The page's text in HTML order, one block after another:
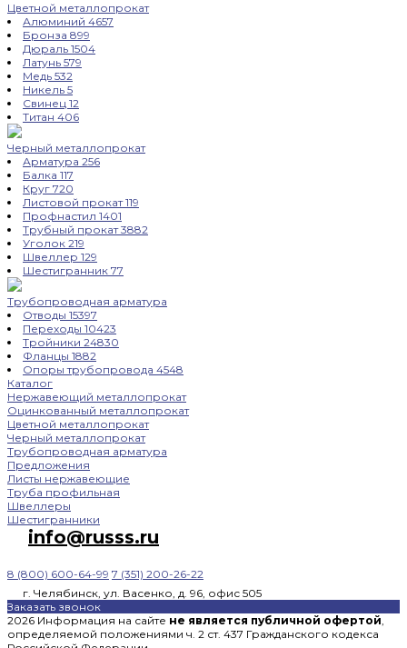
Цветной металлопрокат
Алюминий 4657
Бронза 899
Дюраль 1504
Латунь 579
Медь 532
Никель 5
Свинец 12
Титан 406
Черный металлопрокат
Арматура 256
Балка 117
Круг 720
Листовой прокат119
Профнастил 1401
Трубный прокат3882
Уголок 219
Швеллер 129
Шестигранник 77
Трубопроводная арматура
Отводы 15397
Переходы 10423
Тройники 24830
Фланцы 1882
Опоры трубопровода 4548
Каталог
Нержавеющий металлопрокат
Оцинкованный металлопрокат
Цветной металлопрокат
Черный металлопрокат
Трубопроводная арматура
Предложения
Листы нержавеющие
Труба профильная
Швеллеры
Шестигранники
info@russs.ru
8 (800) 600-64-99 7 (351) 200-26-22
г. Челябинск, ул. Васенко, д. 96, офис 505
Заказать звонок
2026 Информация на сайте не является публичной офертой,
определяемой положениями ч. 2 ст. 437 Гражданского кодекса